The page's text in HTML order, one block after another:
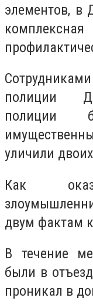
элементов, в
полиции
полиции
уличили
Как
двум фактам
В течение
были в
проникал в